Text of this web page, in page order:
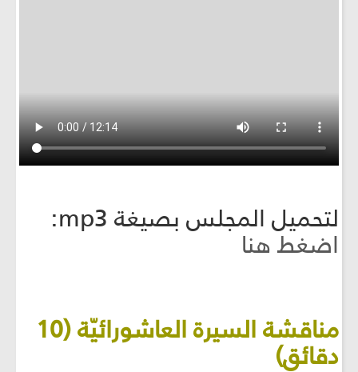
لتحميل المجلس بصيغة mp3:
اضغط هنا
مناقشة السيرة العاشورائيّة (10
دقائق)